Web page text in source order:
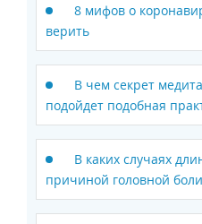
8 мифов о
верить
В чем секрет
подойдет подобная
В каких случаях
причиной головной